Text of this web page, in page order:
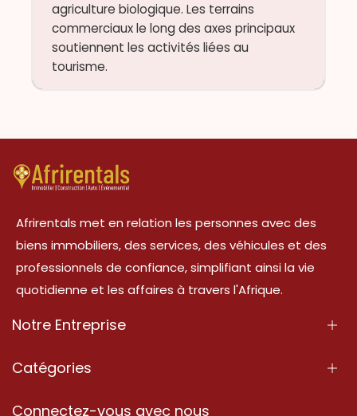
agriculture biologique. Les terrains
commerciaux le long des axes principaux
soutiennent les activités liées au
tourisme.
Afrirentals met en relation les personnes avec des
biens immobiliers, des services, des véhicules et des
professionnels de confiance, simplifiant ainsi la vie
quotidienne et les affaires à travers l'Afrique.
Notre Entreprise
À Propos
Catégories
Propriété
Connectez-vous avec nous